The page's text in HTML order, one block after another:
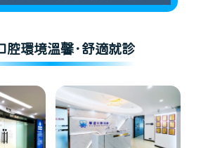
腔環境溫馨·舒適就診